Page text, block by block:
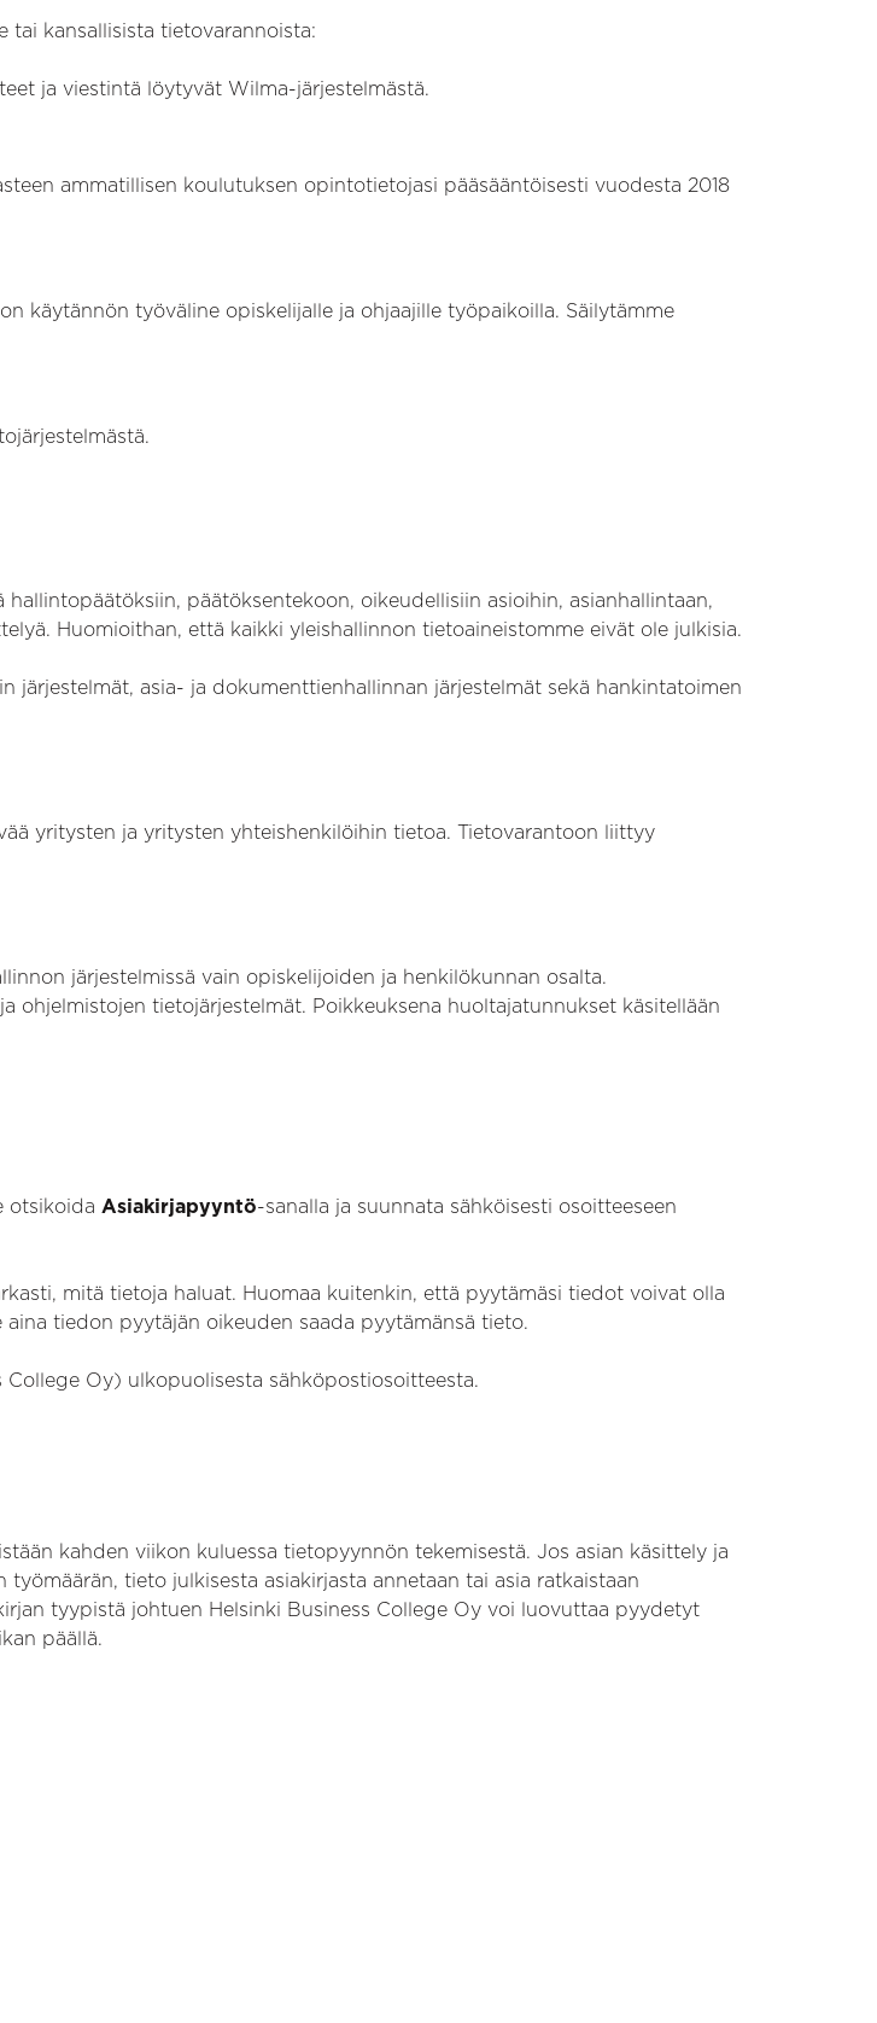
tai kansallisista tietovarannoista:
ja viestintä löytyvät Wilma-järjestelmästä.
ammatillisen koulutuksen opintotietojasi pääsääntöisesti vuodesta 2018
käytännön työväline opiskelijalle ja ohjaajille työpaikoilla. Säilytämme
päätöksentekoon, oikeudellisiin asioihin, asianhallintaan,
Huomioithan, että kaikki yleishallinnon tietoaineistomme eivät ole julkisia.
asia- ja dokumenttienhallinnan järjestelmät sekä hankintatoimen
yritysten ja yritysten yhteishenkilöihin tietoa. Tietovarantoon liittyy
järjestelmissä vain opiskelijoiden ja henkilökunnan osalta.
tietojärjestelmät. Poikkeuksena huoltajatunnukset käsitellään
otsikoida Asiakirjapyyntö-sanalla ja suunnata sähköisesti osoitteeseen
mitä tietoja haluat. Huomaa kuitenkin, että pyytämäsi tiedot voivat olla
tiedon pyytäjän oikeuden saada pyytämänsä tieto.
Oy) ulkopuolisesta sähköpostiosoitteesta.
kahden viikon kuluessa tietopyynnön tekemisestä. Jos asian käsittely ja
tieto julkisesta asiakirjasta annetaan tai asia ratkaistaan
tyypistä johtuen Helsinki Business College Oy voi luovuttaa pyydetyt
päällä.